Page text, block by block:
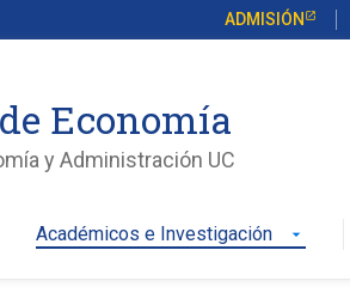
ADMISIÓN
Economía
y Administración UC
Académicos e Investigación arrow_drop_down